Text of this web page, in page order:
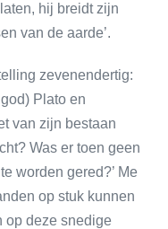
hij breidt zijn
van de aarde’.
zevenendertig:
Plato en
van zijn bestaan
Was er toen geen
worden gered?’ Me
op stuk kunnen
op deze snedige